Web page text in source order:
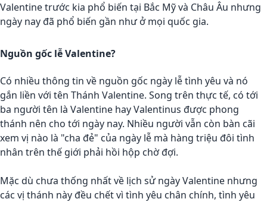
Valentine trước kia phổ biến tại Bắc Mỹ và Châu Âu nhưng
ngày nay đã phổ biến gần như ở mọi quốc gia.
Nguồn gốc lễ Valentine?
Có nhiều thông tin về nguồn gốc ngày lễ tình yêu và nó
gắn liền với tên Thánh Valentine. Song trên thực tế, có tới
ba người tên là Valentine hay Valentinus được phong
thánh nên cho tới ngày nay. Nhiều người vẫn còn bàn cãi
xem vị nào là "cha đẻ" của ngày lễ mà hàng triệu đôi tình
nhân trên thế giới phải hồi hộp chờ đợi.
Mặc dù chưa thống nhất về lịch sử ngày Valentine nhưng
các vị thánh này đều chết vì tình yêu chân chính, tình yêu